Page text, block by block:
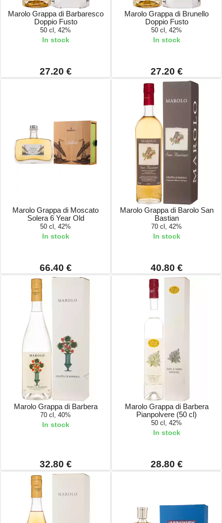
Marolo Grappa di Barbaresco
Doppio Fusto
50 cl, 42%
In stock
27.20 €
Marolo Grappa di Brunello
Doppio Fusto
50 cl, 42%
In stock
27.20 €
Marolo Grappa di Moscato
Solera 6 Year Old
50 cl, 42%
In stock
66.40 €
Marolo Grappa di Barolo San
Bastian
70 cl, 42%
In stock
40.80 €
Marolo Grappa di Barbera
70 cl, 40%
In stock
32.80 €
Marolo Grappa di Barbera
Pianpolvere (50 cl)
50 cl, 42%
In stock
28.80 €